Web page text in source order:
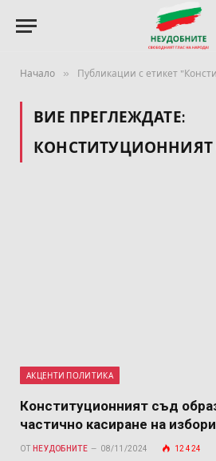
Начало » Публикации с етикет
ВИЕ ПРЕГЛЕЖДАТЕ:
КОНСТИТУЦИОННИЯТ
АКЦЕНТИ ПОЛИТИКА
Конституционният съд
частично касиране на
ОТ НЕУДОБНИТЕ 08/11/2024 12 424